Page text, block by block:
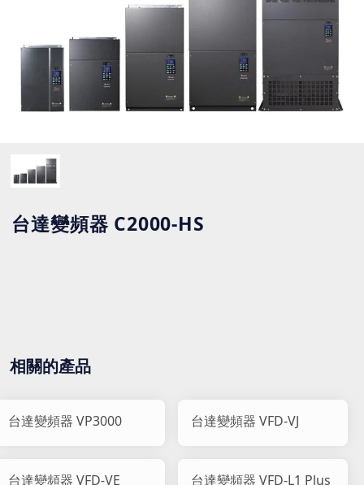
台達變頻器 C2000-HS
相關的產品
台達變頻器 VP3000 台達變頻器 VFD-VJ
台達變頻器 VFD-VE 台達變頻器 VFD-L1 Plus